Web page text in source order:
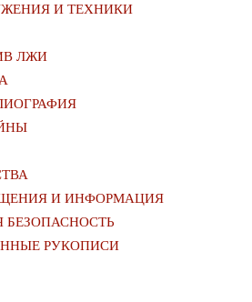
И ТЕХНИКИ
ЛЖИ
И ИНФОРМАЦИЯ
РУКОПИСИ